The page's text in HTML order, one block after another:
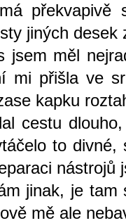
překvapivě
jiných desek
jsem měl
mi přišla ve
kapku
cestu
to divné,
nástrojů
jinak, je tam
mě ale